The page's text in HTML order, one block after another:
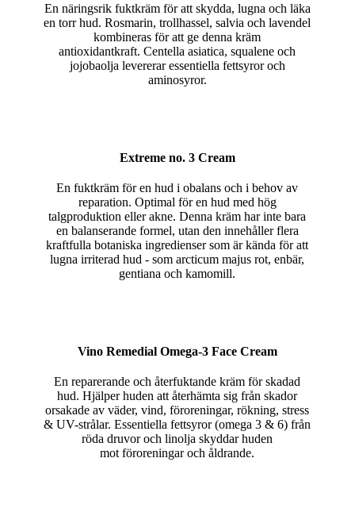
En näringsrik fuktkräm för att skydda, lugna och läka
en torr hud. Rosmarin, trollhassel, salvia och lavendel
kombineras för att ge denna kräm
antioxidantkraft. Centella asiatica, squalene och
jojobaolja levererar essentiella fettsyror och
aminosyror.
Extreme no. 3 Cream
En fuktkräm för en hud i obalans och i behov av
reparation. Optimal för en hud med hög
talgproduktion eller akne. Denna kräm har inte bara
en balanserande formel, utan den innehåller flera
kraftfulla botaniska ingredienser som är kända för att
lugna irriterad hud - som arcticum majus rot, enbär,
gentiana och kamomill.
Vino Remedial Omega-3 Face Cream
En reparerande och återfuktande kräm för skadad
hud. Hjälper huden att återhämta sig från skador
orsakade av väder, vind, föroreningar, rökning, stress
& UV-strålar. Essentiella fettsyror (omega 3 & 6) från
röda druvor och linolja skyddar huden
mot föroreningar och åldrande.